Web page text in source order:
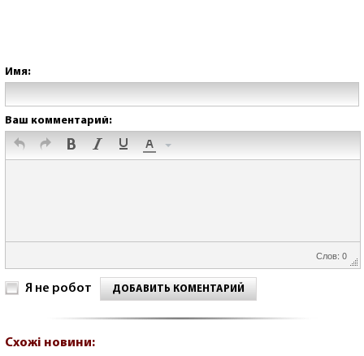
Имя:
Ваш комментарий:
Слов: 0
Я не робот ДОБАВИТЬ КОМЕНТАРИЙ
Схожі новини: